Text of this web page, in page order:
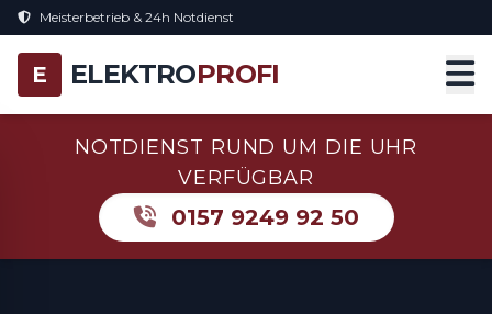
Meisterbetrieb & 24h Notdienst
E ELEKTROPROFI
NOTDIENST RUND UM DIE UHR
VERFÜGBAR
0157 9249 92 50